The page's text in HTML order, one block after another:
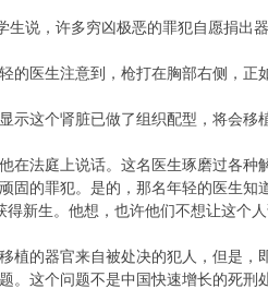
生说，许多穷凶极恶的罪犯自愿捐出
的医生注意到，枪打在胸部右侧，正
示这个肾脏已做了组织配型，将会移
在法庭上说话。这名医生琢磨过各种
固的罪犯。是的，那名年轻的医生知
新生。他想，也许他们不想让这个
植的器官来自被处决的犯人，但是，
。这个问题不是中国快速增长的死刑